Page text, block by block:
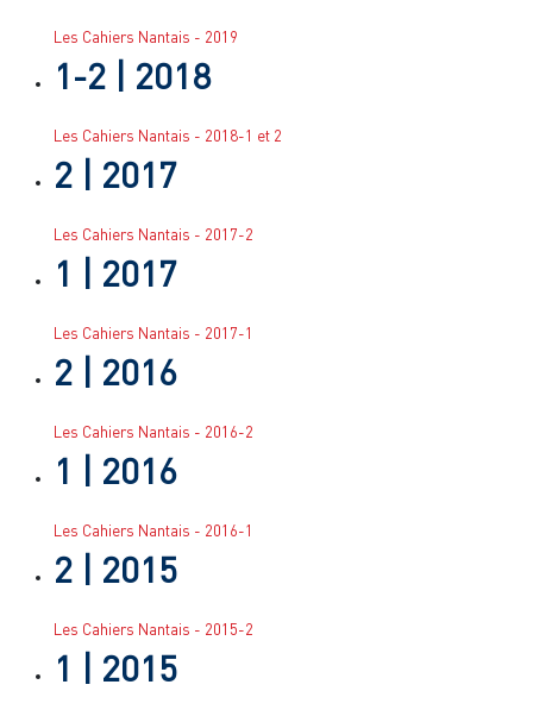
Les Cahiers Nantais - 2019
1-2 | 2018
Les Cahiers Nantais - 2018-1 et 2
2 | 2017
Les Cahiers Nantais - 2017-2
1 | 2017
Les Cahiers Nantais - 2017-1
2 | 2016
Les Cahiers Nantais - 2016-2
1 | 2016
Les Cahiers Nantais - 2016-1
2 | 2015
Les Cahiers Nantais - 2015-2
1 | 2015